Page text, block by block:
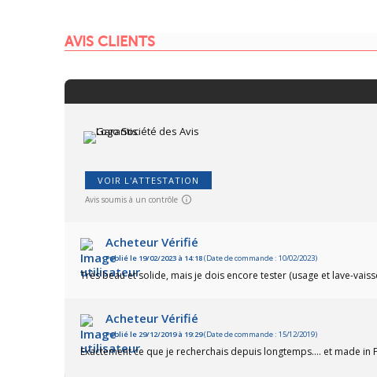
AVIS CLIENTS
VOIR L'ATTESTATION
Avis soumis à un contrôle
Acheteur Vérifié
Publié le 19/02/2023 à 14:18(Date de commande : 10/02/2023)
Très beau et solide, mais je dois encore tester (usage et lave-
Acheteur Vérifié
Publié le 29/12/2019 à 19:29(Date de commande : 15/12/2019)
Exactement ce que je recherchais depuis longtemps.... et made in